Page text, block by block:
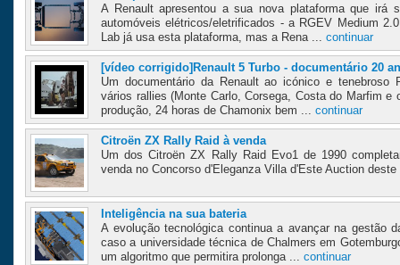
A Renault apresentou a sua nova plataforma que irá
automóveis elétricos/eletrificados - a RGEV Medium
Lab já usa esta plataforma, mas a Rena ... continuar
[vídeo corrigido]Renault 5 Turbo - documentário 20
Um documentário da Renault ao icónico e tenebroso
vários rallies (Monte Carlo, Corsega, Costa do Marfim e
produção, 24 horas de Chamonix bem ... continuar
Citroën ZX Rally Raid à venda
Um dos Citroën ZX Rally Raid Evo1 de 1990
venda no Concorso d'Eleganza Villa d'Este Auction
Inteligência na sua bateria
A evolução tecnológica continua a avançar na gestão
caso a universidade técnica de Chalmers em
um algoritmo que permitira prolonga ... continuar